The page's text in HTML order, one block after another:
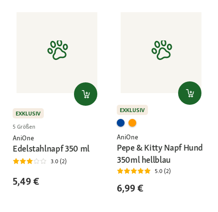
EXKLUSIV
5 Größen
AniOne
Edelstahlnapf 350 ml
3.0 (2)
5,49 €
EXKLUSIV
AniOne
Pepe & Kitty Napf Hund
350ml hellblau
5.0 (2)
6,99 €